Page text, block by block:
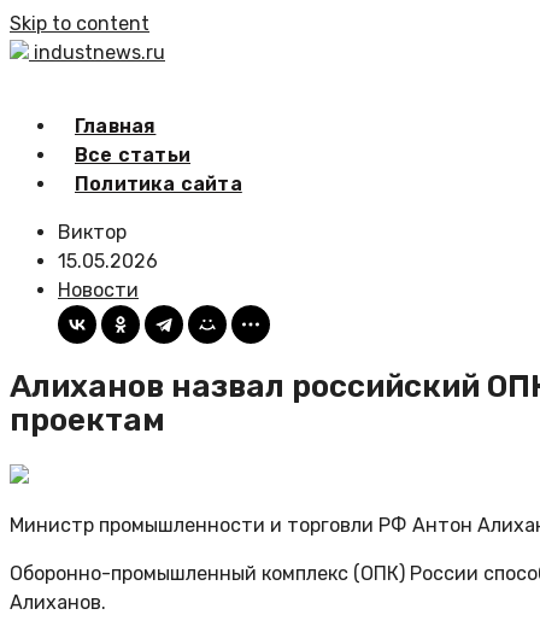
Skip to content
industnews.ru
Главная
Все статьи
Политика сайта
Виктор
15.05.2026
Новости
Алиханов назвал российский
проектам
Министр промышленности и торговли РФ Антон
Оборонно-промышленный комплекс (ОПК) России
Алиханов.